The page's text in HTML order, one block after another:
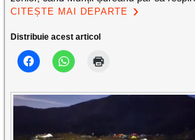
CITEȘTE MAI DEPARTE
Distribuie acest articol